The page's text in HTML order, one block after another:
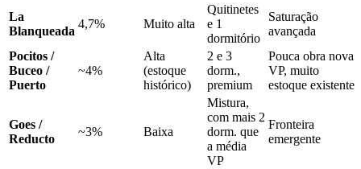
La
Blanqueada
4,7% Muito alta
Quitinetes
e 1
dormitório
Saturação
avançada
Pocitos /
Buceo /
Puerto
~4%
Alta
(estoque
histórico)
2 e 3
dorm.,
premium
Pouca obra nova
VP, muito
estoque existente
Goes /
Reducto
~3% Baixa
Mistura,
com mais 2
dorm. que
a média
VP
Fronteira
emergente